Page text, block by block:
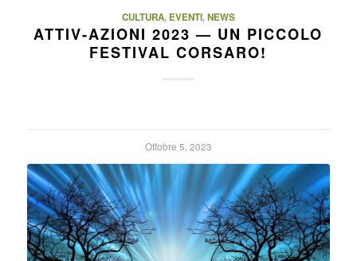
CULTURA, EVENTI,NEWS
ATTIV-AZIONI 2023 — UN PICCOLO
FESTIVAL CORSARO!
Ottobre 5, 2023